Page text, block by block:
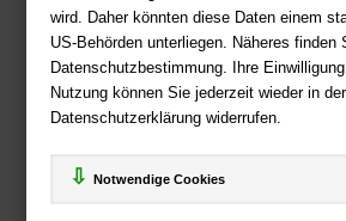
wird. Daher könnten diese Daten einem
US-Behörden unterliegen. Näheres finden
Datenschutzbestimmung. Ihre
Nutzung können Sie jederzeit wieder in der
Datenschutzerklärung widerrufen.
Notwendige Cookies
Zahlweisen